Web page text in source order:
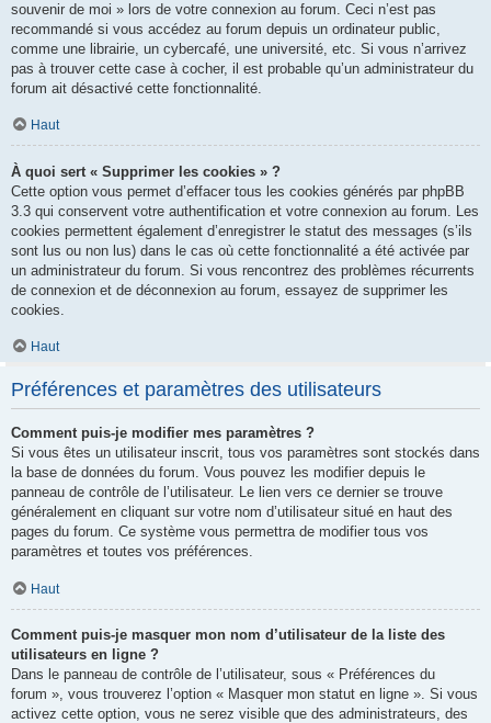
souvenir de moi » lors de votre connexion au forum. Ceci n’est pas
recommandé si vous accédez au forum depuis un ordinateur public,
comme une librairie, un cybercafé, une université, etc. Si vous n’arrivez
pas à trouver cette case à cocher, il est probable qu’un administrateur du
forum ait désactivé cette fonctionnalité.
Haut
À quoi sert « Supprimer les cookies » ?
Cette option vous permet d’effacer tous les cookies générés par phpBB
3.3 qui conservent votre authentification et votre connexion au forum. Les
cookies permettent également d’enregistrer le statut des messages (s’ils
sont lus ou non lus) dans le cas où cette fonctionnalité a été activée par
un administrateur du forum. Si vous rencontrez des problèmes récurrents
de connexion et de déconnexion au forum, essayez de supprimer les
cookies.
Haut
Préférences et paramètres des utilisateurs
Comment puis-je modifier mes paramètres ?
Si vous êtes un utilisateur inscrit, tous vos paramètres sont stockés dans
la base de données du forum. Vous pouvez les modifier depuis le
panneau de contrôle de l’utilisateur. Le lien vers ce dernier se trouve
généralement en cliquant sur votre nom d’utilisateur situé en haut des
pages du forum. Ce système vous permettra de modifier tous vos
paramètres et toutes vos préférences.
Haut
Comment puis-je masquer mon nom d’utilisateur de la liste des
utilisateurs en ligne ?
Dans le panneau de contrôle de l’utilisateur, sous « Préférences du
forum », vous trouverez l’option « Masquer mon statut en ligne ». Si vous
activez cette option, vous ne serez visible que des administrateurs, des